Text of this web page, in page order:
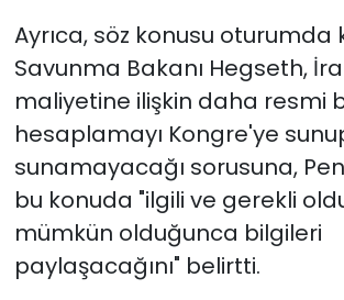
Ayrıca, söz konusu oturumda
Savunma Bakanı Hegseth,
maliyetine ilişkin daha resmi
hesaplamayı Kongre'ye
sunamayacağı sorusuna,
bu konuda "ilgili ve gerekli
mümkün olduğunca bilgileri
paylaşacağını" belirtti.